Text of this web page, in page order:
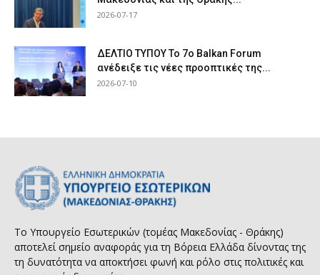
2026-07-17
ΔΕΛΤΙΟ ΤΥΠΟΥ Το 7ο Balkan Forum
ανέδειξε τις νέες προοπτικές της...
2026-07-10
Το Υπουργείο Εσωτερικών (τομέας Μακεδονίας - Θράκης)
αποτελεί σημείο αναφοράς για τη Βόρεια Ελλάδα δίνοντας της
τη δυνατότητα να αποκτήσει φωνή και ρόλο στις πολιτικές και